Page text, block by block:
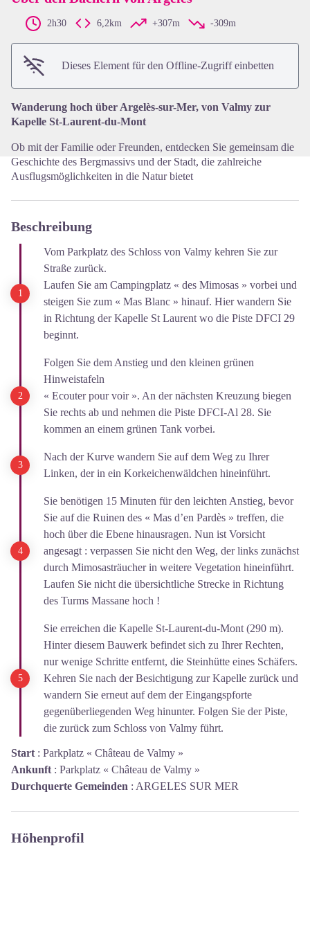
View picture in full screen
2h30 6,2km +307m -309m
Dieses Element für den Offline-Zugriff einbetten
Wanderung hoch über Argelès-sur-Mer, von Valmy zur
Kapelle St-Laurent-du-Mont
Ob mit der Familie oder Freunden, entdecken Sie gemeinsam die
Geschichte des Bergmassivs und der Stadt, die zahlreiche
Ausflugsmöglichkeiten in die Natur bietet
Beschreibung
Vom Parkplatz des Schloss von Valmy kehren Sie zur
Straße zurück.
Laufen Sie am Campingplatz « des Mimosas » vorbei und
steigen Sie zum « Mas Blanc » hinauf. Hier wandern Sie
in Richtung der Kapelle St Laurent wo die Piste DFCI 29
beginnt.
Folgen Sie dem Anstieg und den kleinen grünen
Hinweistafeln
« Ecouter pour voir ». An der nächsten Kreuzung biegen
Sie rechts ab und nehmen die Piste DFCI-Al 28. Sie
kommen an einem grünen Tank vorbei.
Nach der Kurve wandern Sie auf dem Weg zu Ihrer
Linken, der in ein Korkeichenwäldchen hineinführt.
Sie benötigen 15 Minuten für den leichten Anstieg, bevor
Sie auf die Ruinen des « Mas d’en Pardès » treffen, die
hoch über die Ebene hinausragen. Nun ist Vorsicht
angesagt : verpassen Sie nicht den Weg, der links zunächst
durch Mimosasträucher in weitere Vegetation hineinführt.
Laufen Sie nicht die übersichtliche Strecke in Richtung
des Turms Massane hoch !
Sie erreichen die Kapelle St-Laurent-du-Mont (290 m).
Hinter diesem Bauwerk befindet sich zu Ihrer Rechten,
nur wenige Schritte entfernt, die Steinhütte eines Schäfers.
Kehren Sie nach der Besichtigung zur Kapelle zurück und
wandern Sie erneut auf dem der Eingangspforte
gegenüberliegenden Weg hinunter. Folgen Sie der Piste,
die zurück zum Schloss von Valmy führt.
Start : Parkplatz « Château de Valmy »
Ankunft : Parkplatz « Château de Valmy »
Durchquerte Gemeinden : ARGELES SUR MER
Höhenprofil